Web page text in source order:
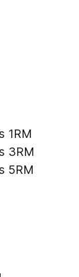
1RM
3RM
5RM